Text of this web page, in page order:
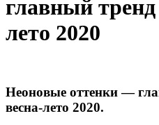
главный тренд
лето 2020
Неоновые оттенки —
весна-лето 2020.